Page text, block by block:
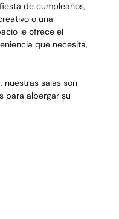
de cumpleaños,
o una
le ofrece el
que necesita,
nuestras salas son
para albergar su